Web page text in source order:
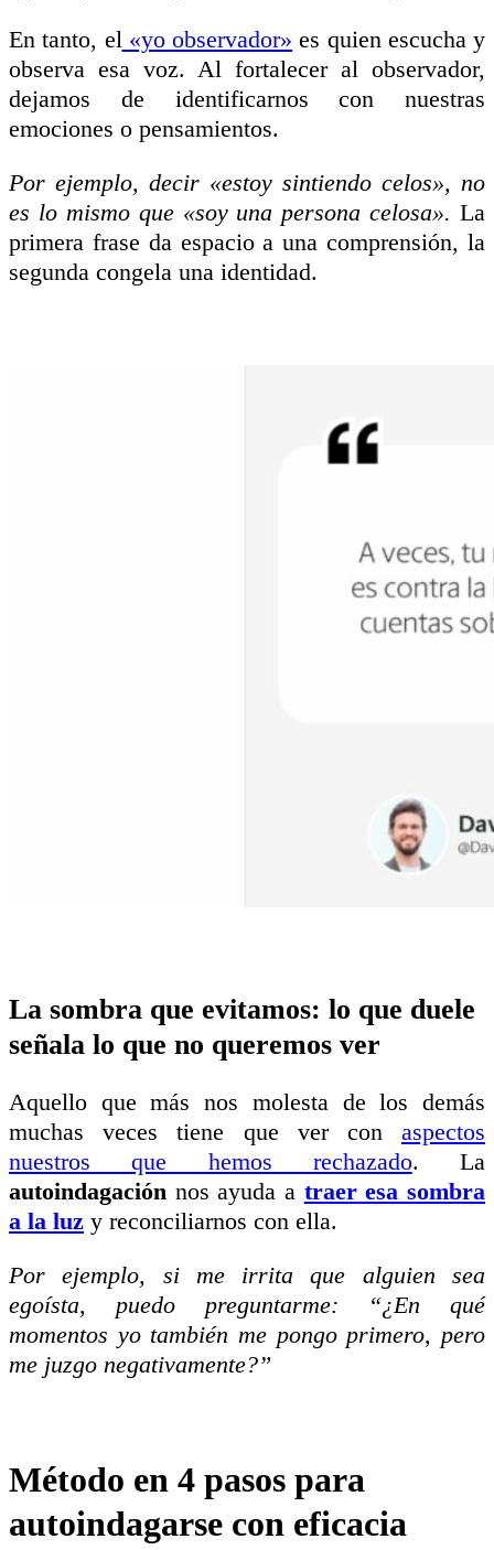
En tanto, el «yo observador» es quien escucha y
observa esa voz. Al fortalecer al observador,
dejamos de identificarnos con nuestras
emociones o pensamientos.
Por ejemplo, decir «estoy sintiendo celos», no
es lo mismo que «soy una persona celosa». La
primera frase da espacio a una comprensión, la
segunda congela una identidad.
La sombra que evitamos: lo que duele
señala lo que no queremos ver
Aquello que más nos molesta de los demás
muchas veces tiene que ver con aspectos
nuestros que hemos rechazado. La
autoindagación nos ayuda a traer esa sombra
a la luz y reconciliarnos con ella.
Por ejemplo, si me irrita que alguien sea
egoísta, puedo preguntarme: “¿En qué
momentos yo también me pongo primero, pero
me juzgo negativamente?”
Método en 4 pasos para
autoindagarse con eficacia